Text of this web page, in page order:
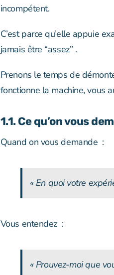
incompétent.
C’est parce qu’elle appuie
jamais être “assez” .
Prenons le temps de
fonctionne la machine, vous
1.1. Ce qu’on vous
Quand on vous demande :
« En quoi votre
Vous entendez :
« Prouvez-moi que